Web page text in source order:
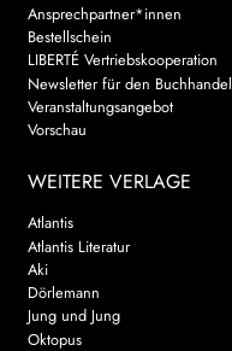
Ansprechpartner*innen
Bestellschein
LIBERTÉ Vertriebskooperation
Newsletter für den Buchhandel
Veranstaltungsangebot
Vorschau
WEITERE VERLAGE
Atlantis
Atlantis Literatur
Aki
Dörlemann
Jung und Jung
Oktopus